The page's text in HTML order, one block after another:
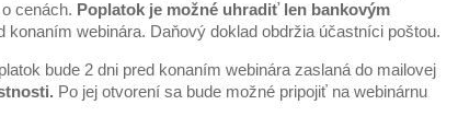
cenách. Poplatok je možné uhradiť len bankovým
konaním webinára. Daňový doklad obdržia účastníci poštou.
bude 2 dni pred konaním webinára zaslaná do mailovej
Po jej otvorení sa bude možné pripojiť na webinárnu